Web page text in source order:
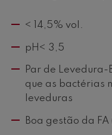
< 14,5% vol.
pH< 3,5
Par de
que as bactérias
leveduras
Boa gestão da